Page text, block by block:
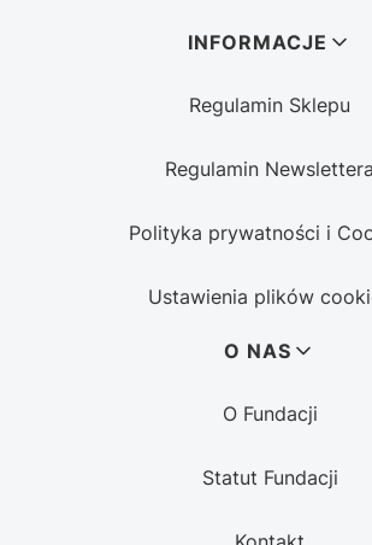
INFORMACJE
Regulamin Sklepu
Regulamin Newslettera
Polityka prywatności i
Ustawienia plików
O NAS
O Fundacji
Statut Fundacji